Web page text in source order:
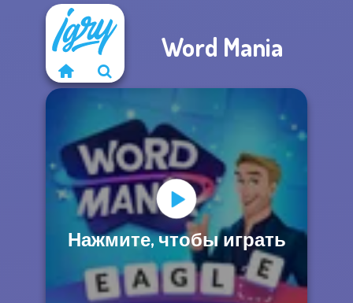
Word Mania
Нажмите, чтобы играть